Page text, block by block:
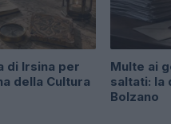
di Irsina per
della Cultura
Multe ai
saltati: la
Bolzano